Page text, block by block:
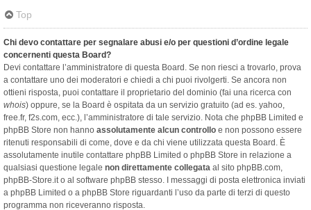
Top
Chi devo contattare per segnalare abusi e/o per questioni d’ordine legale
concernenti questa Board?
Devi contattare l’amministratore di questa Board. Se non riesci a trovarlo, prova
a contattare uno dei moderatori e chiedi a chi puoi rivolgerti. Se ancora non
ottieni risposta, puoi contattare il proprietario del dominio (fai una ricerca con
whois) oppure, se la Board è ospitata da un servizio gratuito (ad es. yahoo,
free.fr, f2s.com, ecc.), l’amministratore di tale servizio. Nota che phpBB Limited e
phpBB Store non hanno assolutamente alcun controllo e non possono essere
ritenuti responsabili di come, dove e da chi viene utilizzata questa Board. È
assolutamente inutile contattare phpBB Limited o phpBB Store in relazione a
qualsiasi questione legale non direttamente collegata al sito phpBB.com,
phpBB-Store.it o al software phpBB stesso. I messaggi di posta elettronica inviati
a phpBB Limited o a phpBB Store riguardanti l’uso da parte di terzi di questo
programma non riceveranno risposta.